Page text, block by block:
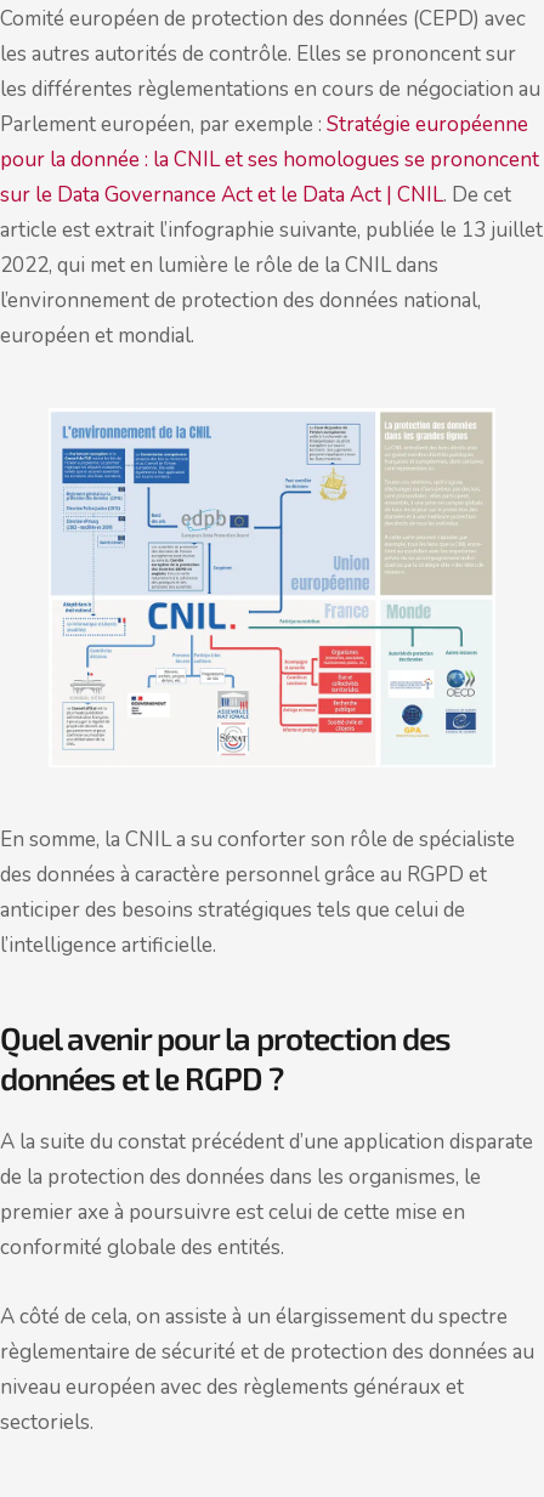
Comité européen de protection des données (CEPD) avec
les autres autorités de contrôle. Elles se prononcent sur
les différentes règlementations en cours de négociation au
Parlement européen, par exemple : Stratégie européenne
pour la donnée : la CNIL et ses homologues se prononcent
sur le Data Governance Act et le Data Act | CNIL. De cet
article est extrait l’infographie suivante, publiée le 13 juillet
2022, qui met en lumière le rôle de la CNIL dans
l’environnement de protection des données national,
européen et mondial.
En somme, la CNIL a su conforter son rôle de spécialiste
des données à caractère personnel grâce au RGPD et
anticiper des besoins stratégiques tels que celui de
l’intelligence artificielle.
Quel avenir pour la protection des
données et le RGPD ?
A la suite du constat précédent d’une application disparate
de la protection des données dans les organismes, le
premier axe à poursuivre est celui de cette mise en
conformité globale des entités.
A côté de cela, on assiste à un élargissement du spectre
règlementaire de sécurité et de protection des données au
niveau européen avec des règlements généraux et
sectoriels.